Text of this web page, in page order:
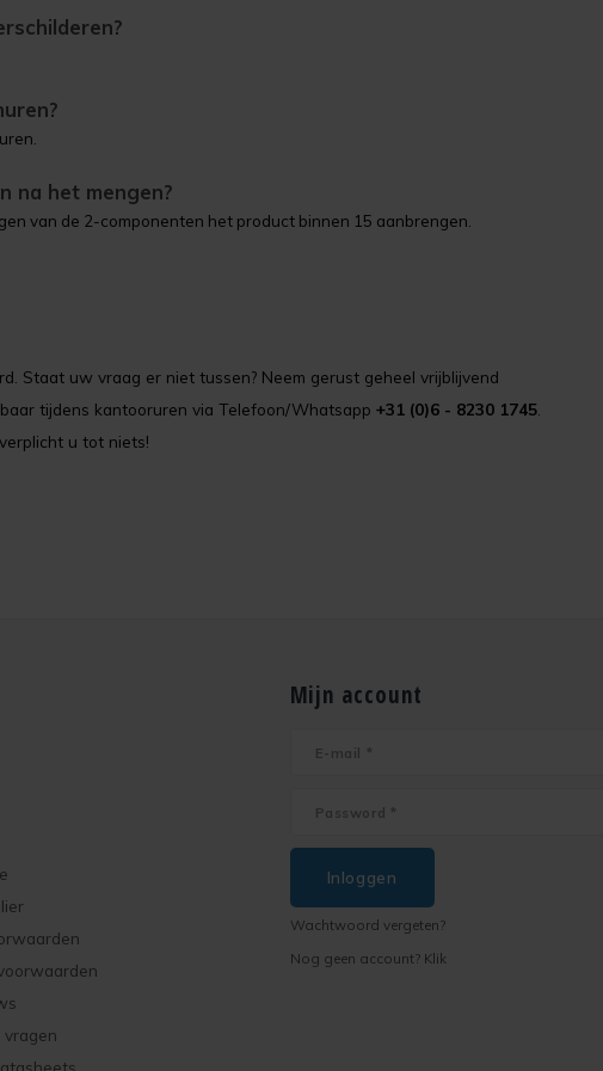
na het mengen?
van de 2-componenten het product binnen 15 aanbrengen.
Staat uw vraag er niet tussen? Neem gerust geheel vrijblijvend
tijdens kantooruren via Telefoon/Whatsapp +31 (0)6 - 8230 1745
verplicht u tot niets!
vragen
Mijn account
Inloggen
Wachtwoord vergeten?
Nog geen account? Klik